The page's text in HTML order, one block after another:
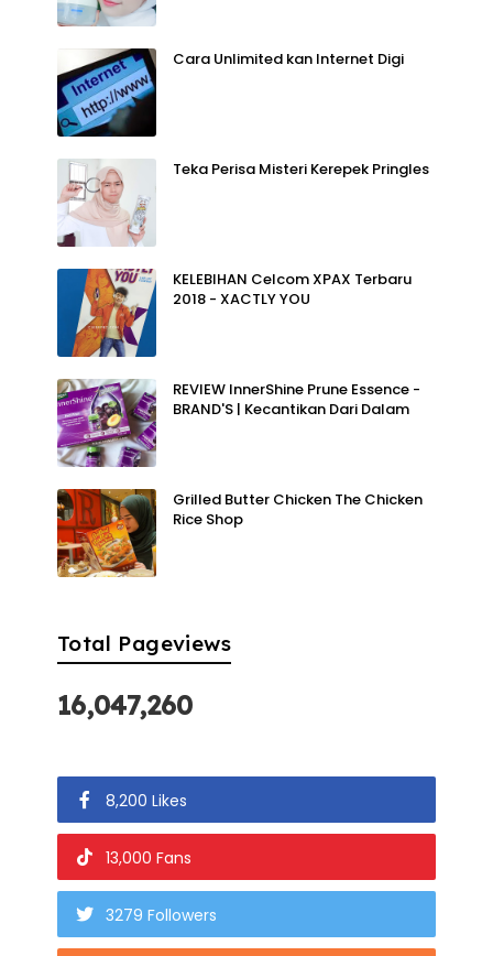
Cara Unlimited kan Internet Digi
Teka Perisa Misteri Kerepek Pringles
KELEBIHAN Celcom XPAX Terbaru
2018 - XACTLY YOU
REVIEW InnerShine Prune Essence -
BRAND'S | Kecantikan Dari Dalam
Grilled Butter Chicken The Chicken
Rice Shop
Total Pageviews
16,047,260
8,200 Likes
13,000 Fans
3279 Followers